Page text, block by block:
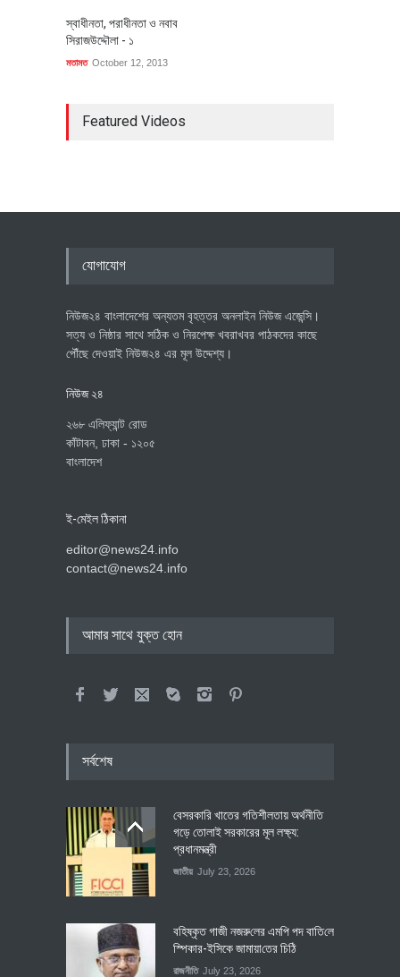
স্বাধীনতা, পরাধীনতা ও নবাব
সিরাজউদ্দৌলা - ১
মতামত October 12, 2013
Featured Videos
যোগাযোগ
নিউজ২৪ বাংলাদেশের অন্যতম বৃহত্তর অনলাইন নিউজ এজেন্সি।
সত্য ও নিষ্ঠার সাথে সঠিক ও নিরপেক্ষ খবরাখবর পাঠকদের কাছে
পৌঁছে দেওয়াই নিউজ২৪ এর মূল উদ্দেশ্য।
নিউজ ২৪
২৬৮ এলিফ্যান্ট রোড
কাঁটাবন, ঢাকা - ১২০৫
বাংলাদেশ
ই-মেইল ঠিকানা
editor@news24.info
contact@news24.info
আমার সাথে যুক্ত হোন
সর্বশেষ
বেসরকারি খাতের গতিশীলতায় অর্থনীতি
গড়ে তোলাই সরকারের মূল লক্ষ্য:
প্রধানমন্ত্রী
জাতীয় July 23, 2026
বহিষ্কৃত গাজী নজরু‌লের এম‌পি পদ বা‌তি‌লে
স্পিকার-ইসিকে জামায়া‌তের চি‌ঠি
রাজনীতি July 23, 2026